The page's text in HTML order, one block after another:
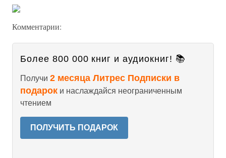
Комментарии:
Более 800 000 книг и аудиокниг! 📚
Получи 2 месяца Литрес Подписки в
подарок и наслаждайся неограниченным
чтением
ПОЛУЧИТЬ ПОДАРОК